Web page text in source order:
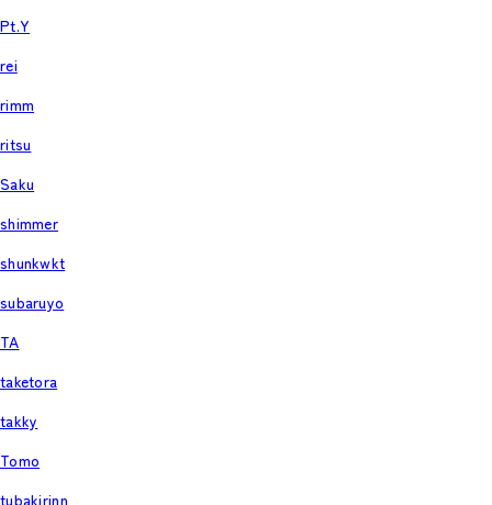
Pt.Y
rei
rimm
ritsu
Saku
shimmer
shunkwkt
subaruyo
TA
taketora
takky
Tomo
tubakirinn